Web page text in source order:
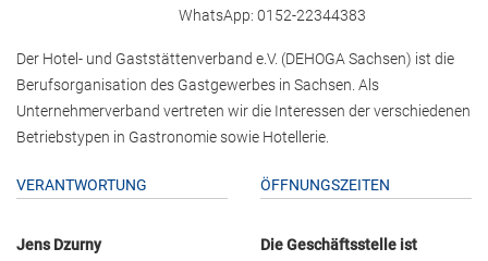
WhatsApp: 0152-22344383
Der Hotel- und Gaststättenverband e.V. (DEHOGA Sachsen) ist die
Berufsorganisation des Gastgewerbes in Sachsen. Als
Unternehmerverband vertreten wir die Interessen der verschiedenen
Betriebstypen in Gastronomie sowie Hotellerie.
VERANTWORTUNG
Jens Dzurny
ÖFFNUNGSZEITEN
Die Geschäftsstelle ist